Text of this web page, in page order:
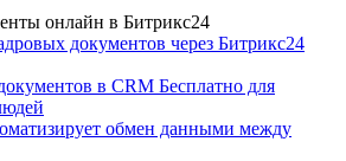
онлайн в Битрикс24
документов через Битрикс24
в CRM Бесплатно для
обмен данными между